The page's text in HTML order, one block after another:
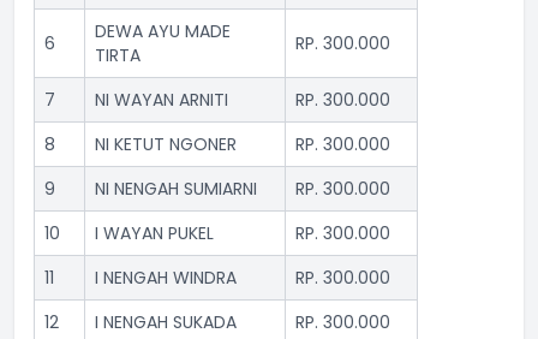
6
DEWA AYU MADE
TIRTA
RP. 300.000
7 NI WAYAN ARNITI
RP. 300.000
8
NI KETUT NGONER
RP. 300.000
9
NI NENGAH SUMIARNI
RP. 300.000
10
I WAYAN PUKEL
RP. 300.000
11
I NENGAH WINDRA
RP. 300.000
12
I NENGAH SUKADA
RP. 300.000